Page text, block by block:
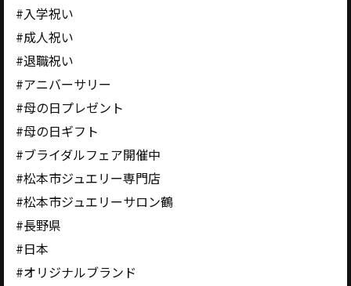
#入学祝い
#成人祝い
#退職祝い
#アニバーサリー
#母の日プレゼント
#母の日ギフト
#ブライダルフェア開催中
#松本市ジュエリー専門店
#松本市ジュエリーサロン鶴
#長野県
#日本
#オリジナルブランド